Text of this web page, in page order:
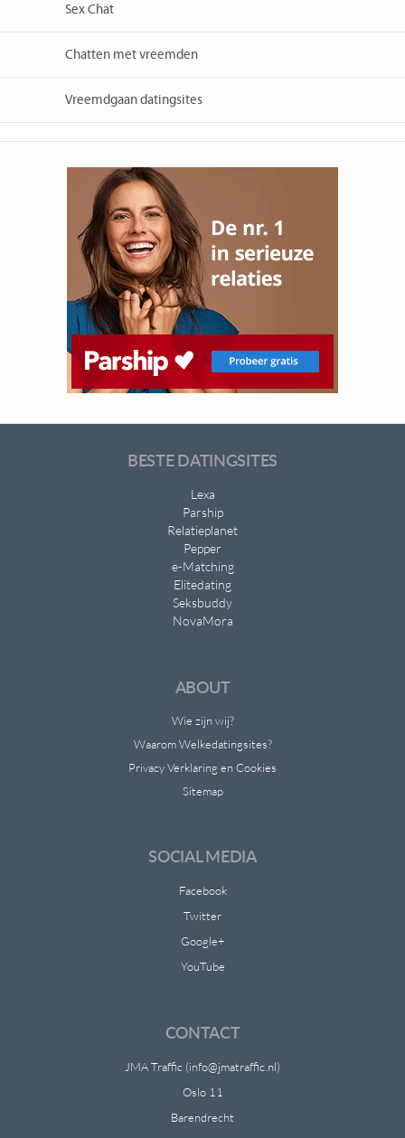
Sex Chat
Chatten met vreemden
Vreemdgaan datingsites
BESTE DATINGSITES
Lexa
Parship
Relatieplanet
Pepper
e-Matching
Elitedating
Seksbuddy
NovaMora
ABOUT
Wie zijn wij?
Waarom Welkedatingsites?
Privacy Verklaring en Cookies
Sitemap
SOCIAL MEDIA
Facebook
Twitter
Google+
YouTube
CONTACT
JMA Traffic (info@jmatraffic.nl)
Oslo 11
Barendrecht